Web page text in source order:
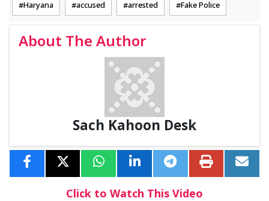
Haryana accused arrested Fake Police
About The Author
Sach Kahoon Desk
Click to Watch This Video